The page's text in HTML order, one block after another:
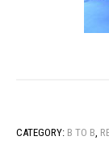
CATEGORY: B TO B